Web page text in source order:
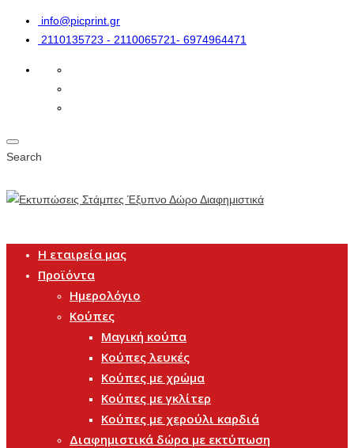
info@picprint.gr
2110135723 - 2110065721- 6974964471
Search
Η εταιρεία μας
Προϊόντα
Ημερολόγιο
Κούπες
Μαγική κούπα
Κούπες λευκές
Κούπες με χρώμα
Κούπες με γκλίτερ
Κούπες με χερούλι καρδιά
Διαφημιστικά δώρα με εκτύπωση